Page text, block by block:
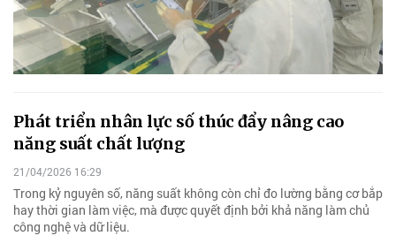
Phát triển nhân lực số thúc đẩy nâng cao
năng suất chất lượng
21/04/2026 16:29
Trong kỷ nguyên số, năng suất không còn chỉ đo lường bằng cơ bắp
hay thời gian làm việc, mà được quyết định bởi khả năng làm chủ
công nghệ và dữ liệu.